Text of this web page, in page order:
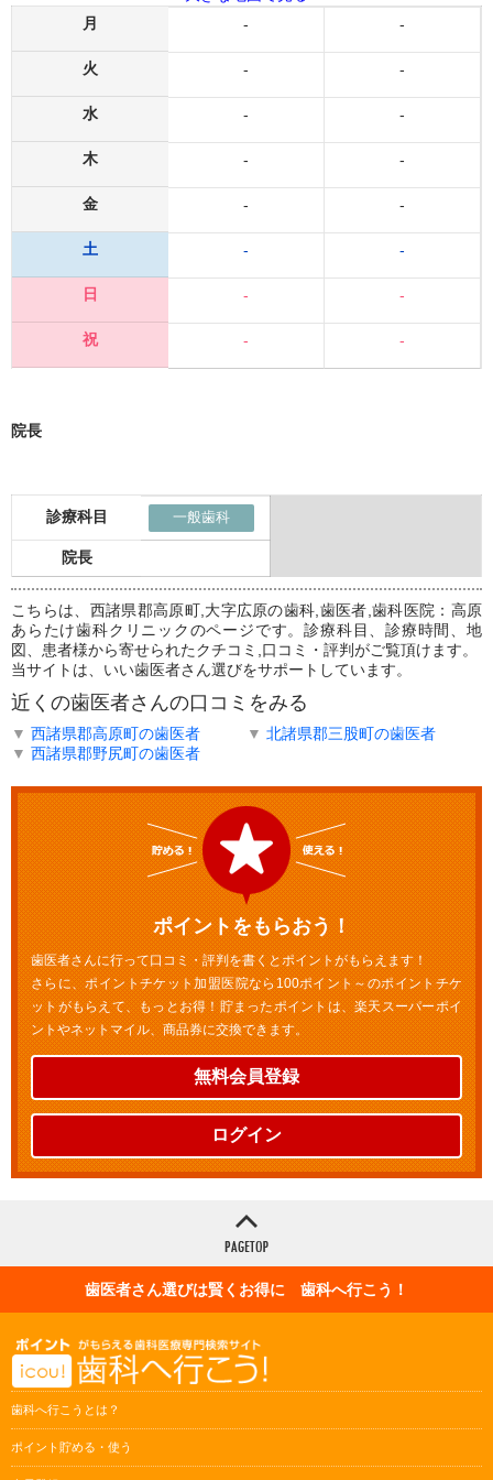
月
火
水
木
金
土
日
祝
-
-
-
-
-
-
-
-
-
-
-
-
-
-
-
-
院長
診療科目 一般歯科
院長
こちらは、西諸県郡高原町,大字広原の歯科,歯医者,歯科医院：高原
あらたけ歯科クリニックのページです。診療科目、診療時間、地
図、患者様から寄せられたクチコミ,口コミ・評判がご覧頂けます。
当サイトは、いい歯医者さん選びをサポートしています。
近くの歯医者さんの口コミをみる
▼ 西諸県郡高原町の歯医者 ▼ 北諸県郡三股町の歯医者
▼ 西諸県郡野尻町の歯医者
ポイントをもらおう！
歯医者さんに行って口コミ・評判を書くとポイントがもらえます！
さらに、ポイントチケット加盟医院なら100ポイント～のポイントチケ
ットがもらえて、もっとお得！貯まったポイントは、楽天スーパーポイ
ントやネットマイル、商品券に交換できます。
無料会員登録
ログイン
歯医者さん選びは賢くお得に 歯科へ行こう！
歯科へ行こうとは？
ポイント貯める・使う